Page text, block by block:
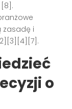
zasadę i
o